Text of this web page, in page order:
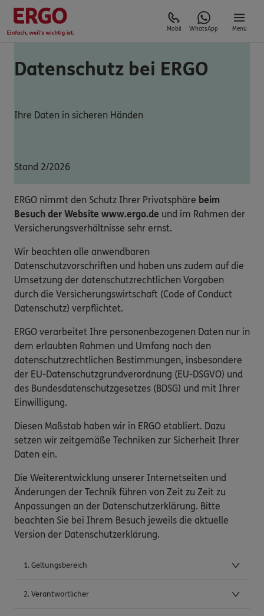
Mobil WhatsApp Menü
Datenschutz bei ERGO
Ihre Daten in sicheren Händen
Stand 2/2026
ERGO nimmt den Schutz Ihrer Privatsphäre beim
Besuch der Website www.ergo.de und im Rahmen der
Versicherungsverhältnisse sehr ernst.
Wir beachten alle anwendbaren
Datenschutzvorschriften und haben uns zudem auf die
Umsetzung der datenschutzrechtlichen Vorgaben
durch die Versicherungswirtschaft (Code of Conduct
Datenschutz) verpflichtet.
ERGO verarbeitet Ihre personenbezogenen Daten nur in
dem erlaubten Rahmen und Umfang nach den
datenschutzrechtlichen Bestimmungen, insbesondere
der EU-Datenschutzgrundverordnung (EU-DSGVO) und
des Bundesdatenschutzgesetzes (BDSG) und mit Ihrer
Einwilligung.
Diesen Maßstab haben wir in ERGO etabliert. Dazu
setzen wir zeitgemäße Techniken zur Sicherheit Ihrer
Daten ein.
Die Weiterentwicklung unserer Internetseiten und
Änderungen der Technik führen von Zeit zu Zeit zu
Anpassungen an der Datenschutzerklärung. Bitte
beachten Sie bei Ihrem Besuch jeweils die aktuelle
Version der Datenschutzerklärung.
1. Geltungsbereich
2. Verantwortlicher